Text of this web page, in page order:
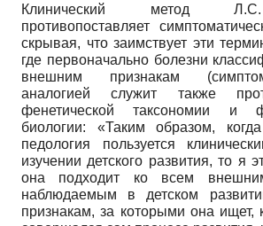
Клинический метод
противопоставляет
скрывая, что заимствует эти
где первоначально болезни
внешним признакам
аналогией служит также
фенетической таксономии и
биологии: «Таким образом,
педология пользуется
изучении детского развития, то я
она подходит ко всем
наблюдаемым в детском
признакам, за которыми она ищет,